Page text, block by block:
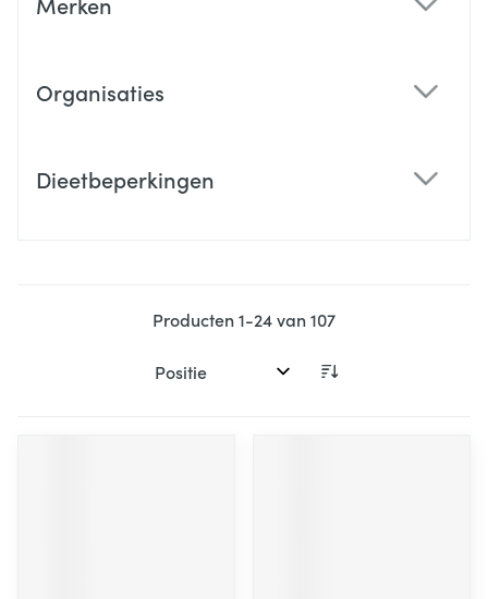
Organisaties
Dieetbeperkingen
Producten1-24van107
Sorteer op: